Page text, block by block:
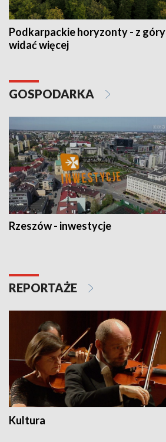
Podkarpackie horyzonty - z góry
widać więcej
GOSPODARKA
Rzeszów - inwestycje
REPORTAŻE
Kultura